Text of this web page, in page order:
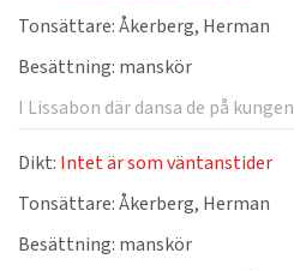
Tonsättare:Åkerberg, Herman
Besättning: manskör
I Lissabon där dansa de på
Dikt: Intet är som väntanstider
Tonsättare:Åkerberg, Herman
Besättning: manskör